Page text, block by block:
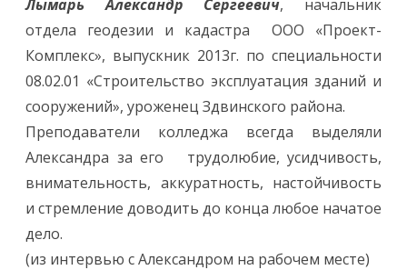
Лымарь Александр Сергеевич, начальник
отдела геодезии и кадастра ООО «Проект-
Комплекс», выпускник 2013г. по специальности
08.02.01 «Строительство эксплуатация зданий и
сооружений», уроженец Здвинского района.
Преподаватели колледжа всегда выделяли
Александра за его трудолюбие, усидчивость,
внимательность, аккуратность, настойчивость
и стремление доводить до конца любое начатое
дело.
(из интервью с Александром на рабочем месте)